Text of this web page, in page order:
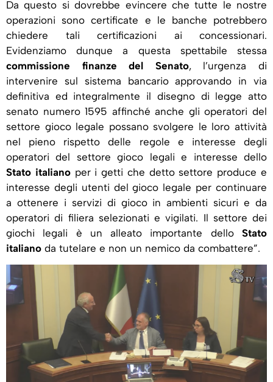
Da questo si dovrebbe evincere che tutte le nostre
operazioni sono certificate e le banche potrebbero
chiedere tali certificazioni ai concessionari.
Evidenziamo dunque a questa spettabile stessa
commissione finanze del Senato, l’urgenza di
intervenire sul sistema bancario approvando in via
definitiva ed integralmente il disegno di legge atto
senato numero 1595 affinché anche gli operatori del
settore gioco legale possano svolgere le loro attività
nel pieno rispetto delle regole e interesse degli
operatori del settore gioco legali e interesse dello
Stato italianoper i getti che detto settore produce e
interesse degli utenti del gioco legale per continuare
a ottenere i servizi di gioco in ambienti sicuri e da
operatori di filiera selezionati e vigilati. Il settore dei
giochi legali è un alleato importante dello Stato
italiano da tutelare e non un nemico da combattere”.